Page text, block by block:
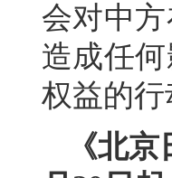
会对中
造成任
权益的
《北